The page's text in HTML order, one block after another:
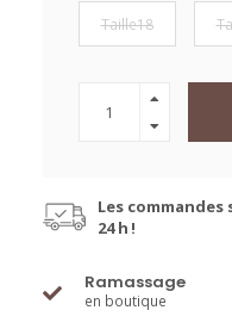
Taille18
Les
24 h !
Ramassage
en boutique